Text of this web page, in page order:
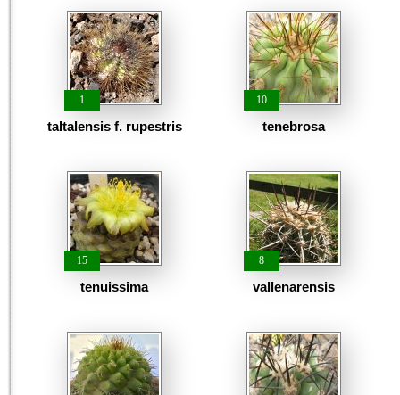
1
taltalensis f. rupestris
10
tenebrosa
15
tenuissima
8
vallenarensis